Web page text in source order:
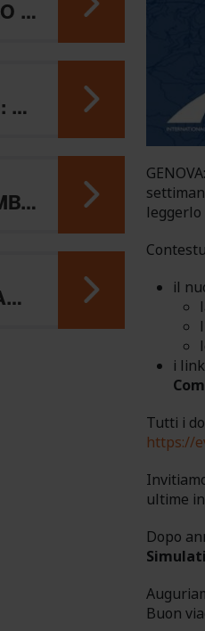
TRAIL-O: NEL PRE-O, 5° LO JUNIOR LAMBERTINI E AARON GAIO 8°. NEI PARALIMPICI 20° GALVAN
MONDIALI UNIVERSITARI: MARIANI CHIUDE 4° NELLA MIDDLE
TRAIL-O: MARCELLO LAMBERTINI E' ARGENTO EUROPEO IN POLONIA
FRANCESCO MARIANI CAMPIONE DEL MONDO UNIVERSITARIO NELLA SPRINT DI ORIENTEERING
il
i
Tutti i
https://
ultime
Dopo
Buon